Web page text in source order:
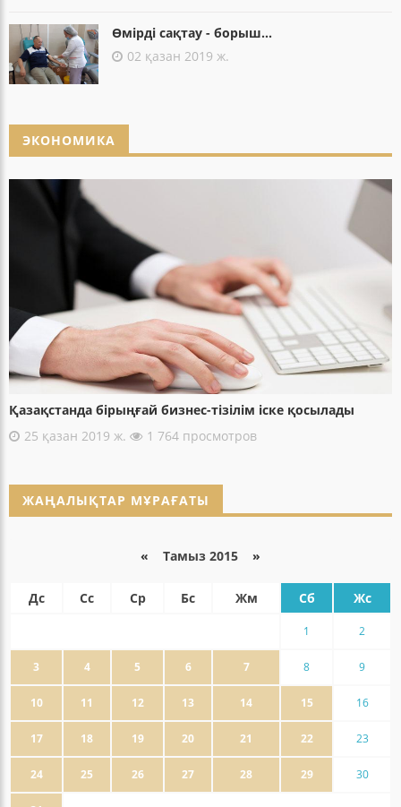
Өмірді сақтау - борыш...
02 қазан 2019 ж.
ЭКОНОМИКА
Қазақстанда бірыңғай бизнес-тізілім іске қосылады
25 қазан 2019 ж.
1 764 просмотров
ЖАҢАЛЫҚТАР МҰРАҒАТЫ
« Тамыз 2015 »
Дс Сс Ср Бс Жм Сб Жс
1 2
3 4 5 6 7 8 9
10 11 12 13 14 15 16
17 18 19 20 21 22 23
24 25 26 27 28 29 30